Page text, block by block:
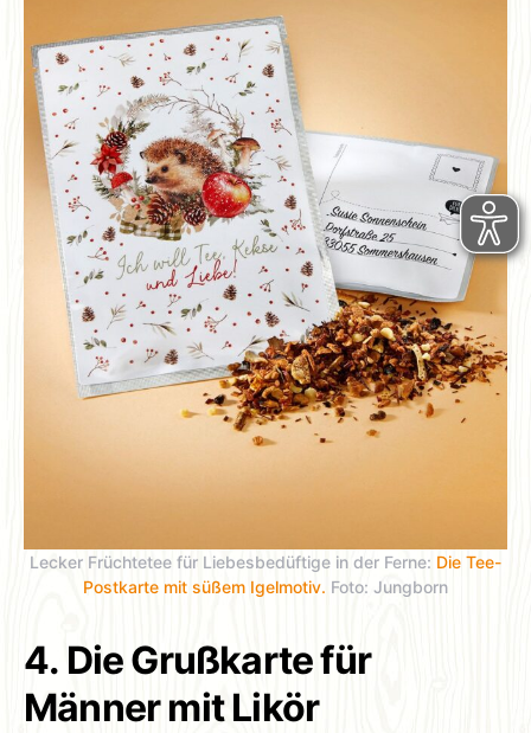
Lecker Früchtetee für Liebesbedüftige in der Ferne: Die Tee-
Postkarte mit süßem Igelmotiv. Foto: Jungborn
4. Die Grußkarte für
Männer mit Likör